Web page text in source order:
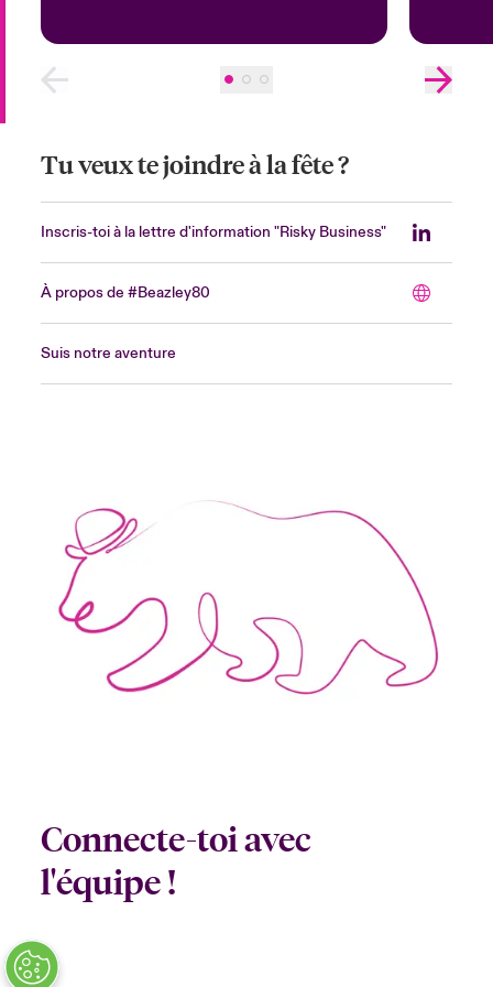
Tu veux te joindre à la fête ?
Inscris-toi à la lettre d'information "Risky Business"
À propos de #Beazley80
Suis notre aventure
Connecte-toi avec
l'équipe !